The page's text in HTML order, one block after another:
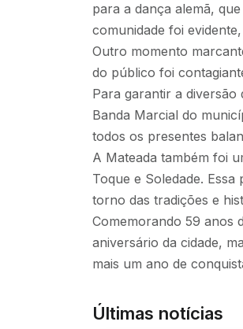
para a dança alemã,
comunidade foi
Outro momento
do público foi
Para garantir a
Banda Marcial do
todos os presentes
A Mateada também foi
Toque e Soledade.
torno das tradições e
Comemorando 59 anos
aniversário da cidade,
mais um ano de
Últimas notícias